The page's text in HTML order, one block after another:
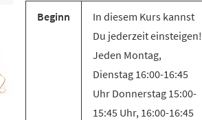
Beginn
In diesem Kurs kannst
Du jederzeit einsteigen!
Jeden Montag,
Dienstag 16:00-16:45
Uhr Donnerstag 15:00-
15:45 Uhr, 16:00-16:45